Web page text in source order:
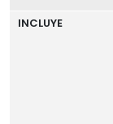
INCLUYE